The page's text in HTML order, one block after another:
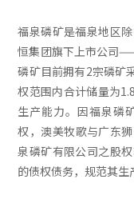
福泉磷矿是福泉地区
恒集团旗下上市公司
磷矿目前拥有2宗磷矿
权范围内合计储量为
生产能力。因福泉磷
权，澳美牧歌与广东
泉磷矿有限公司之股
的债权债务，规范其生